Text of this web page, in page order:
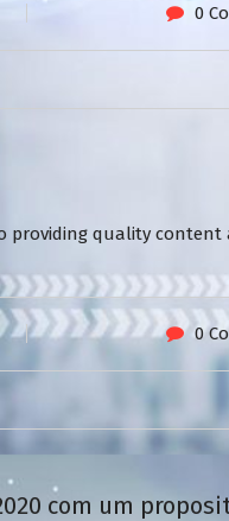
0
providing quality content
0
com um